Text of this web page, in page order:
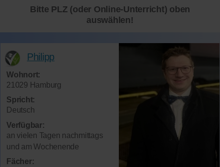
Bitte PLZ (oder Online-Unterricht) oben
auswählen!
Philipp
Wohnort:
21029 Hamburg
Spricht:
Deutsch
Verfügbar:
an vielen Tagen nachmittags
und am Wochenende
Fächer: